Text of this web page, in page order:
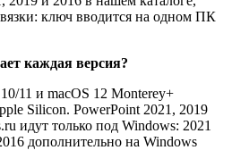
ключ вводится на одном ПК
каждая версия?
11 и macOS 12 Monterey+
Silicon. PowerPoint 2021, 2019
идут только под Windows: 2021
дополнительно на Windows